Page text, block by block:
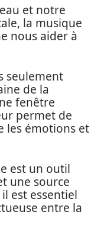
et notre
la musique
nous aider à
seulement
de la
fenêtre
permet de
les émotions et
est un outil
une source
est essentiel
entre la